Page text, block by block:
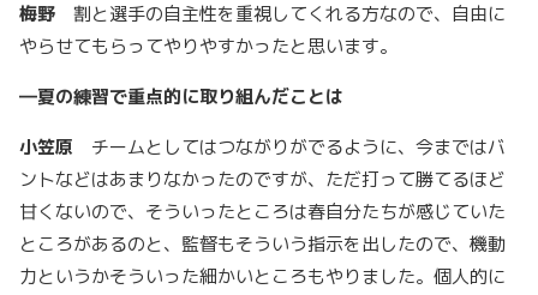
梅野 割と選手の自主性を重視してくれる方なので、自由に
やらせてもらってやりやすかったと思います。
―夏の練習で重点的に取り組んだことは
小笠原 チームとしてはつながりがでるように、今まではバ
ントなどはあまりなかったのですが、ただ打って勝てるほど
甘くないので、そういったところは春自分たちが感じていた
ところがあるのと、監督もそういう指示を出したので、機動
力というかそういった細かいところもやりました。個人的に